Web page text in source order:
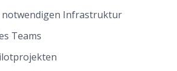
notwendigen Infrastruktur
Teams